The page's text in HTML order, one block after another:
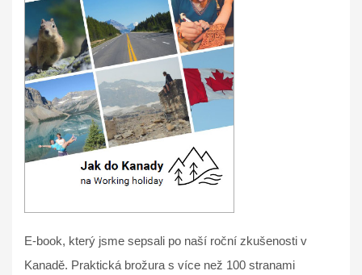
E-book, který jsme sepsali po naší roční zkušenosti v
Kanadě. Praktická brožura s více než 100 stranami